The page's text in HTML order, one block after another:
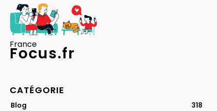
France
Focus.fr
CATÉGORIE
Blog
318